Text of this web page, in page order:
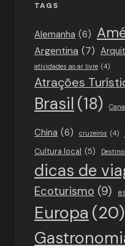
TAGS
Alemanha (6)
Argentina (7)
atividades ao ar livre (4)
Atrações
Brasil (18)
China (6) cruzeiros (4)
Cultura local (5)
dicas de
Ecoturismo (9)
Europa (20)